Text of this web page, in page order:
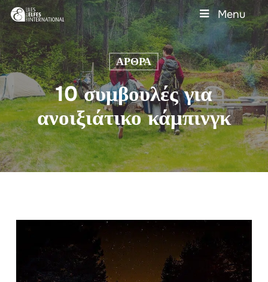
Skip
to
main
content
Menu
ΆΡΘΡΑ
10 συμβουλές για
ανοιξιάτικο κάμπινγκ
Close
Menu